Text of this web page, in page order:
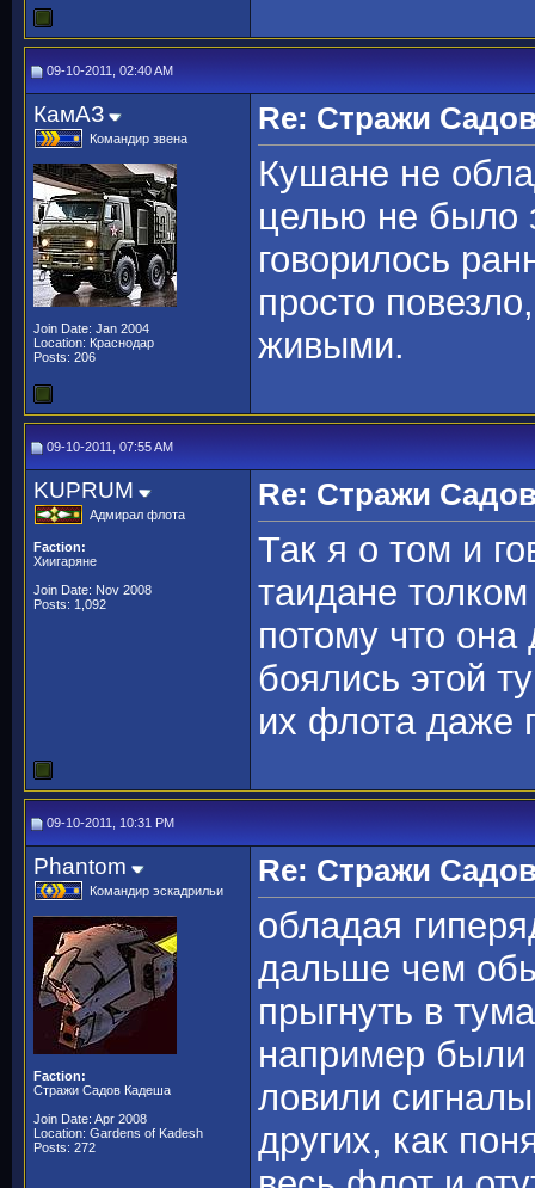
09-10-2011, 02:40 AM
КамАЗ
Командир звена
Join Date: Jan 2004
Location: Краснодар
Posts: 206
Re: Стражи
Кушане не
целью не было
говорилось
просто
живыми.
09-10-2011, 07:55 AM
KUPRUM
Адмирал флота
Faction:
Хиигаряне
Join Date: Nov 2008
Posts: 1,092
Re: Стражи
Так я о том и
таидане
потому что она
боялись этой
их флота даже
09-10-2011, 10:31 PM
Phantom
Командир эскадрильи
Faction:
Стражи Садов Кадеша
Join Date: Apr 2008
Location: Gardens of Kadesh
Posts: 272
Re: Стражи
обладая
дальше чем
прыгнуть в
например были
ловили
других, как